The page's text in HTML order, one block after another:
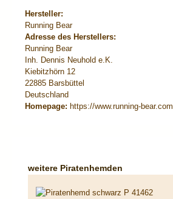
Hersteller:
Running Bear
Adresse des Herstellers:
Running Bear
Inh. Dennis Neuhold e.K.
Kiebitzhörn 12
22885 Barsbüttel
Deutschland
Homepage: https://www.running-bear.com
Produktgalerie überspringen
weitere Piratenhemden